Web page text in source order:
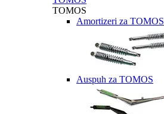
TOMOS
Amortizeri za TOMOS
Auspuh za TOMOS